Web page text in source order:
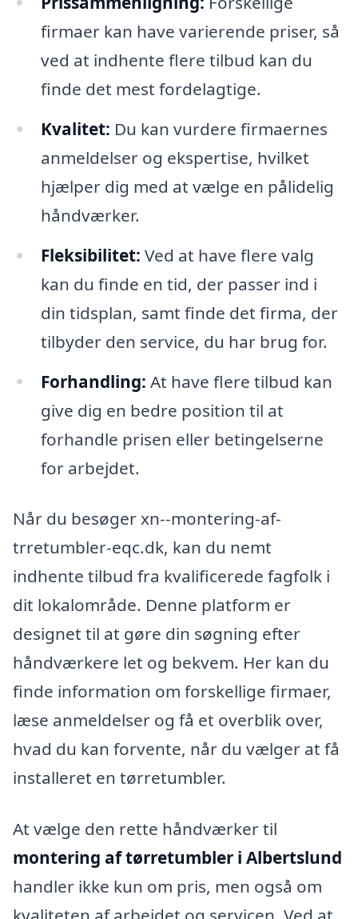
firmaer kan have varierende priser, så
ved at indhente flere tilbud kan du
finde det mest fordelagtige.
Kvalitet: Du kan vurdere firmaernes
anmeldelser og ekspertise, hvilket
hjælper dig med at vælge en pålidelig
håndværker.
Fleksibilitet: Ved at have flere valg
kan du finde en tid, der passer ind i
din tidsplan, samt finde det firma, der
tilbyder den service, du har brug for.
Forhandling: At have flere tilbud kan
give dig en bedre position til at
forhandle prisen eller betingelserne
for arbejdet.
Når du besøger xn--montering-af-
trretumbler-eqc.dk, kan du nemt
indhente tilbud fra kvalificerede fagfolk i
dit lokalområde. Denne platform er
designet til at gøre din søgning efter
håndværkere let og bekvem. Her kan du
finde information om forskellige firmaer,
læse anmeldelser og få et overblik over,
hvad du kan forvente, når du vælger at få
installeret en tørretumbler.
At vælge den rette håndværker til
montering af tørretumbler i Albertslund
handler ikke kun om pris, men også om